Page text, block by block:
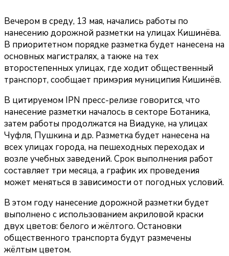
Вечером в среду, 13 мая, начались работы по
нанесению дорожной разметки на улицах Кишинёва.
В приоритетном порядке разметка будет нанесена на
основных магистралях, а также на тех
второстепенных улицах, где ходит общественный
транспорт, сообщает примэрия муниципия Кишинёв.
В цитируемом IPN пресс-релизе говорится, что
нанесение разметки началось в секторе Ботаника,
затем работы продолжатся на Виадуке, на улицах
Чуфля, Пушкина и др. Разметка будет нанесена на
всех улицах города, на пешеходных переходах и
возле учебных заведений. Срок выполнения работ
составляет три месяца, а график их проведения
может меняться в зависимости от погодных условий.
В этом году нанесение дорожной разметки будет
выполнено с использованием акриловой краски
двух цветов: белого и жёлтого. Остановки
общественного транспорта будут размечены
жёлтым цветом.